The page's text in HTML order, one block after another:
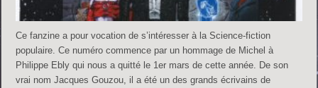
Ce fanzine a pour vocation de s’intéresser à la Science-fiction
populaire. Ce numéro commence par un hommage de Michel à
Philippe Ebly qui nous a quitté le 1er mars de cette année. De son
vrai nom Jacques Gouzou, il a été un des grands écrivains de